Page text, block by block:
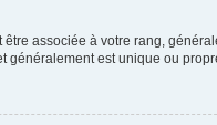
être associée à votre rang,
généralement est unique ou